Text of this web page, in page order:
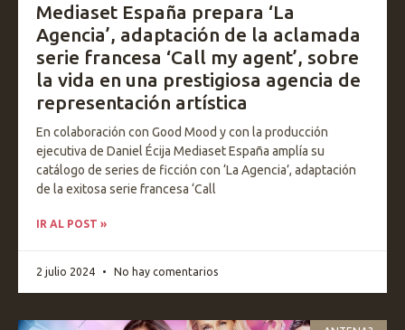
Mediaset España prepara ‘La
Agencia’, adaptación de la aclamada
serie francesa ‘Call my agent’, sobre
la vida en una prestigiosa agencia de
representación artística
En colaboración con Good Mood y con la producción
ejecutiva de Daniel Écija Mediaset España amplía su
catálogo de series de ficción con ‘La Agencia’, adaptación
de la exitosa serie francesa ‘Call
IR AL POST »
2 julio 2024 No hay comentarios